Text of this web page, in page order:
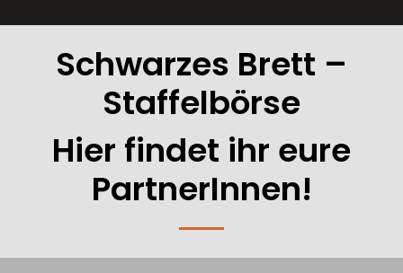
Schwarzes Brett –
Staffelbörse
Hier findet ihr eure
PartnerInnen!